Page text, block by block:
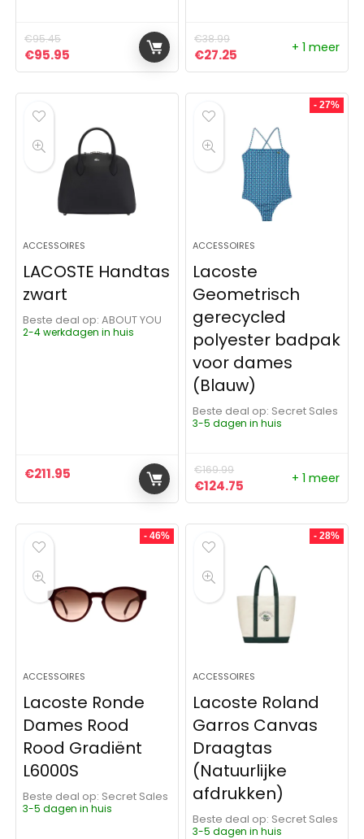
€95.45
Oorspronkelijke prijs was: €95.45.
€95.95 Huidige prijs is: €95.95.
€38.99
Oorspronkelijke prijs
€27.25 Huidige prijs is:
+ 1 meer
ACCESSOIRES
LACOSTE Handtas
zwart
Beste deal op:
ABOUT YOU
2-4 werkdagen in huis
€211.95
- 27%
ACCESSOIRES
Lacoste
Geometrisch
gerecycled
polyester badpak
voor dames
(Blauw)
Beste deal op:
Secret Sales
3-5 dagen in huis
€169.99
Oorspronkelijke prijs was:
€124.75 Huidige prijs is:
+ 1 meer
- 46%
ACCESSOIRES
Lacoste Ronde
Dames Rood
Rood Gradiënt
L6000S
Beste deal op:
Secret Sales
3-5 dagen in huis
- 28%
ACCESSOIRES
Lacoste Roland
Garros Canvas
Draagtas
(Natuurlijke
afdrukken)
Beste deal op:
Secret Sales
3-5 dagen in huis